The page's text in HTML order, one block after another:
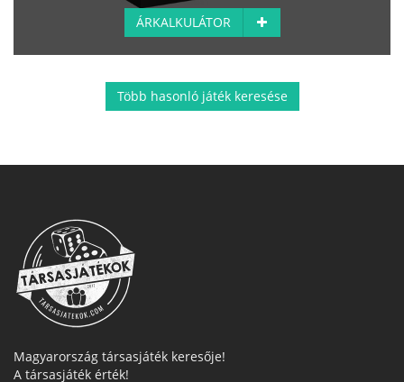
ÁRKALKULÁTOR
Több hasonló játék keresése
Magyarország társasjáték keresője!
A társasjáték érték!